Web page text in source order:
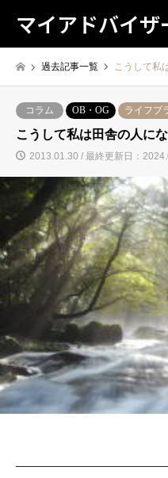
マイアドバイザ
過去記事一覧 こうして私
コラム OB・OG ライフプ
こうして私は田舎の人に
2013.01.30 / 最終更新日：